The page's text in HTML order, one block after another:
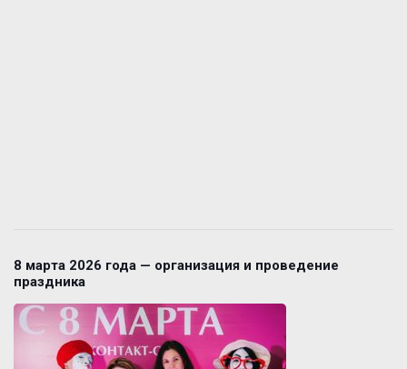
8 марта 2026 года — организация и проведение
праздника